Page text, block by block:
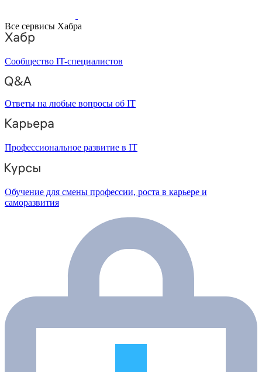
Все сервисы Хабра
Сообщество IT-специалистов
Ответы на любые вопросы об IT
Профессиональное развитие в IT
Обучение для смены профессии, роста в карьере и
саморазвития